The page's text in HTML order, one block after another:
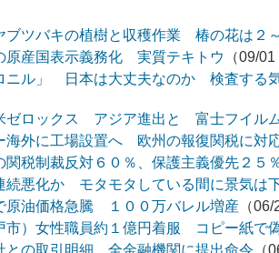
ブツバキの植樹と収穫作業 椿の花は２
原産国表示義務化 実質テキトウ
（09/01
ニル」 日本は大丈夫なのか 検査する
ゼロックス アジア進出と 富士フイル
海外に工場設置へ 欧州の報復関税に対
税制裁反対６０％、保護主義優先２５
悪化か モタモタしている間に景気は
原油価格急騰 １００万バレル増産 （
市）女性職員約１億円着服 コピー紙で
の取引明細 全金融機関に提出命令 （